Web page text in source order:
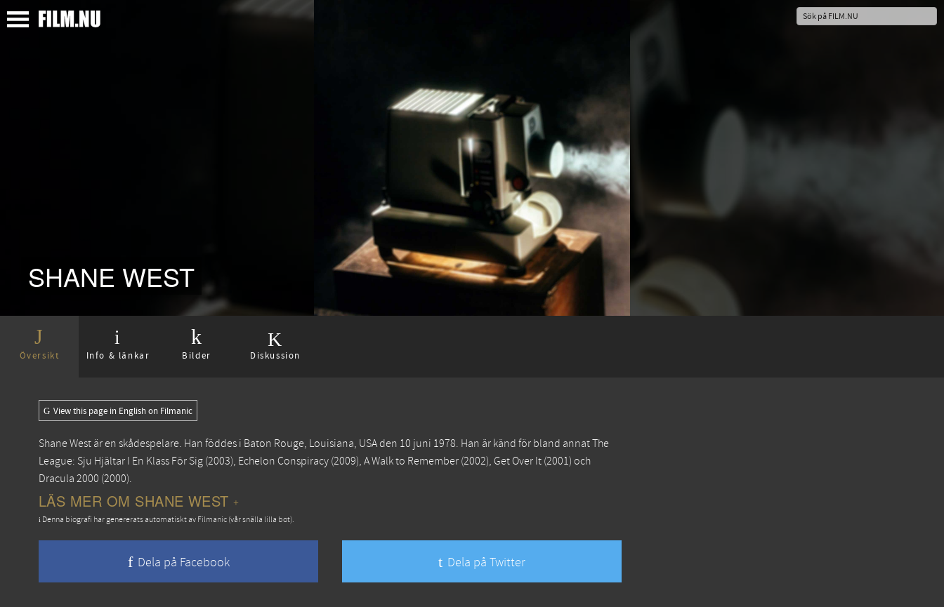
SHANE WEST
Översikt Info & länkar Bilder Diskussion
View this page in English on Filmanic
Shane West är en skådespelare. Han föddes i Baton Rouge, Louisiana, USA den 10 juni 1978. Han är känd för bland annatThe
League: Sju Hjältar I En Klass För Sig (2003), Echelon Conspiracy (2009), A Walk to Remember (2002), Get Over It (2001) och
Dracula 2000 (2000).
LÄS MER OM SHANE WEST
Denna biografi har genererats automatiskt av Filmanic (vår snälla lilla bot).
Dela på Facebook Dela på Twitter